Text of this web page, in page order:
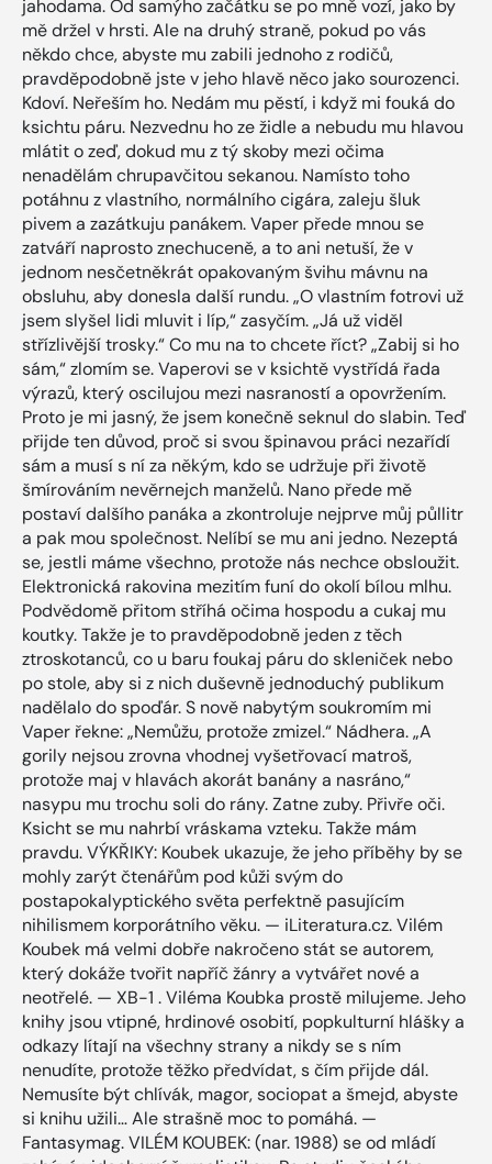
jahodama. Od samýho začátku se po mně vozí, jako by
mě držel v hrsti. Ale na druhý straně, pokud po vás
někdo chce, abyste mu zabili jednoho z rodičů,
pravděpodobně jste v jeho hlavě něco jako sourozenci.
Kdoví. Neřeším ho. Nedám mu pěstí, i když mi fouká do
ksichtu páru. Nezvednu ho ze židle a nebudu mu hlavou
mlátit o zeď, dokud mu z tý skoby mezi očima
nenadělám chrupavčitou sekanou. Namísto toho
potáhnu z vlastního, normálního cigára, zaleju šluk
pivem a zazátkuju panákem. Vaper přede mnou se
zatváří naprosto znechuceně, a to ani netuší, že v
jednom nesčetněkrát opakovaným švihu mávnu na
obsluhu, aby donesla další rundu. „O vlastním fotrovi už
jsem slyšel lidi mluvit i líp,“ zasyčím. „Já už viděl
střízlivější trosky.“ Co mu na to chcete říct? „Zabij si ho
sám,“ zlomím se. Vaperovi se v ksichtě vystřídá řada
výrazů, který oscilujou mezi nasraností a opovržením.
Proto je mi jasný, že jsem konečně seknul do slabin. Teď
přijde ten důvod, proč si svou špinavou práci nezařídí
sám a musí s ní za někým, kdo se udržuje při životě
šmírováním nevěrnejch manželů. Nano přede mě
postaví dalšího panáka a zkontroluje nejprve můj půllitr
a pak mou společnost. Nelíbí se mu ani jedno. Nezeptá
se, jestli máme všechno, protože nás nechce obsloužit.
Elektronická rakovina mezitím funí do okolí bílou mlhu.
Podvědomě přitom stříhá očima hospodu a cukaj mu
koutky. Takže je to pravděpodobně jeden z těch
ztroskotanců, co u baru foukaj páru do skleniček nebo
po stole, aby si z nich duševně jednoduchý publikum
nadělalo do spoďár. S nově nabytým soukromím mi
Vaper řekne: „Nemůžu, protože zmizel.“ Nádhera. „A
gorily nejsou zrovna vhodnej vyšetřovací matroš,
protože maj v hlavách akorát banány a nasráno,“
nasypu mu trochu soli do rány. Zatne zuby. Přivře oči.
Ksicht se mu nahrbí vráskama vzteku. Takže mám
pravdu. VÝKŘIKY: Koubek ukazuje, že jeho příběhy by se
mohly zarýt čtenářům pod kůži svým do
postapokalyptického světa perfektně pasujícím
nihilismem korporátního věku. — iLiteratura.cz. Vilém
Koubek má velmi dobře nakročeno stát se autorem,
který dokáže tvořit napříč žánry a vytvářet nové a
neotřelé. — XB-1 . Viléma Koubka prostě milujeme. Jeho
knihy jsou vtipné, hrdinové osobití, popkulturní hlášky a
odkazy lítají na všechny strany a nikdy se s ním
nenudíte, protože těžko předvídat, s čím přijde dál.
Nemusíte být chlívák, magor, sociopat a šmejd, abyste
si knihu užili… Ale strašně moc to pomáhá. —
Fantasymag. VILÉM KOUBEK: (nar. 1988) se od mládí